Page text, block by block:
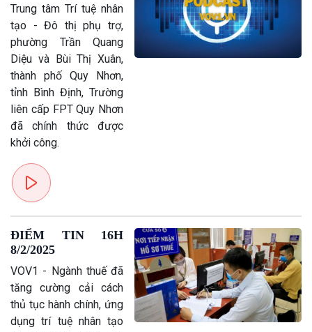
Kinh tế
Trước giờ mở cửa
Dòng chảy Kinh tế
Khởi nghiệp
Tuyên chiến với gian lận
Tâm tình biên giới và hải
đảo
Tìm hiểu biển, đảo Việt
Nam
Trung tâm Trí tuệ nhân
tạo - Đô thị phụ trợ,
phường Trần Quang
Diệu và Bùi Thị Xuân,
thành phố Quy Nhơn,
tỉnh Bình Định, Trường
liên cấp FPT Quy Nhơn
đã chính thức được
khởi công.
ĐIỂM TIN 16H
8/2/2025
VOV1 - Ngành thuế đã
tăng cường cải cách
thủ tục hành chính, ứng
dụng trí tuệ nhân tạo